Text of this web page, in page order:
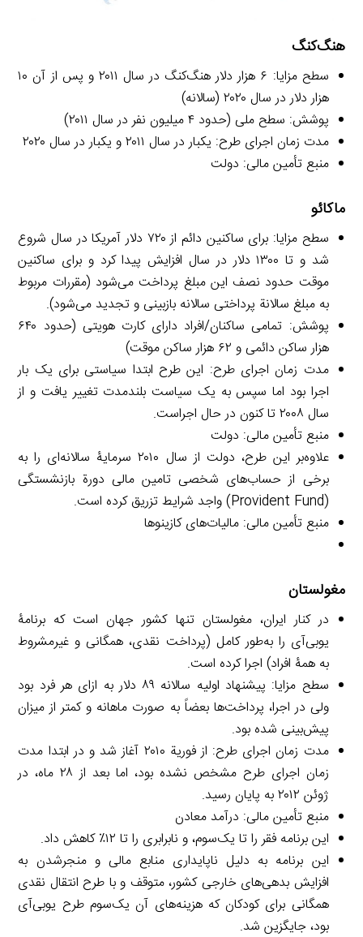
هنگ‌کنگ
سطح مزایا: ۶ هزار دلار هنگ‌کنگ در سال ۲۰۱۱ و پس از آن ۱۰
هزار دلار در سال ۲۰۲۰ (سالانه)
پوشش: سطح ملی (حدود ۴ میلیون نفر در سال ۲۰۱۱)
مدت زمان اجرای طرح: یکبار در سال ۲۰۱۱ و یکبار در سال ۲۰۲۰
منبع تأمین مالی: دولت
ماکائو
سطح مزایا: برای ساکنین دائم از ۷۲۰ دلار آمریکا در سال شروع
شد و تا ۱۳۰۰ دلار در سال افزایش پیدا کرد و برای ساکنین
موقت حدود نصف این مبلغ پرداخت می‌شود (مقررات مربوط
به مبلغ سالانة پرداختی سالانه بازبینی و تجدید می‌شود).
پوشش: تمامی ساکنان/افراد دارای کارت هویتی (حدود ۶۴۰
هزار ساکن دائمی و ۶۲ هزار ساکن موقت)
مدت زمان اجرای طرح: این طرح ابتدا سیاستی برای یک بار
اجرا بود اما سپس به یک سیاست بلندمدت تغییر یافت و از
سال ۲۰۰۸ تا کنون در حال اجراست.
منبع تأمین مالی: دولت
علاوه‌بر این طرح، دولت از سال ۲۰۱۰ سرمایۀ سالانه‌ای را به
برخی از حساب‌های شخصی تامین مالی دورة بازنشستگی
(Provident Fund) واجد شرایط تزریق کرده است.
منبع تأمین مالی: مالیات‌های کازینوها
مغولستان
در کنار ایران، مغولستان تنها کشور جهان است که برنامۀ
یوبی‌آی را به‌طور کامل (پرداخت نقدی، همگانی و غیرمشروط
به همۀ افراد) اجرا کرده است.
سطح مزایا: پیشنهاد اولیه سالانه ۸۹ دلار به ازای هر فرد بود
ولی در اجرا، پرداخت‌ها بعضاً به صورت ماهانه و کمتر از میزان
پیش‌بینی شده بود.
مدت زمان اجرای طرح: از فوریة ۲۰۱۰ آغاز شد و در ابتدا مدت
زمان اجرای طرح مشخص نشده بود، اما بعد از ۲۸ ماه، در
ژوئن ۲۰۱۲ به پایان رسید.
منبع تأمین مالی: درآمد معادن
این برنامه فقر را تا یک‌سوم، و نابرابری را تا ۱۲٪ کاهش داد.
این برنامه به دلیل ناپایداری منابع مالی و منجرشدن به
افزایش بدهی‌های خارجی کشور، متوقف و با طرح انتقال نقدی
همگانی برای کودکان که هزینه‌های آن یک‌سوم طرح یوبی‌آی
بود، جایگزین شد.